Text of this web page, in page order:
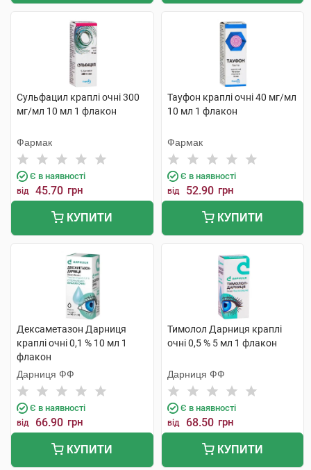
Сульфацил краплі очні 300
мг/мл 10 мл 1 флакон
Фармак
Є в наявності
від 45.70 грн
КУПИТИ
Тауфон краплі очні 40 мг/мл
10 мл 1 флакон
Фармак
Є в наявності
від 52.90 грн
КУПИТИ
Дексаметазон Дарниця
краплі очні 0,1 % 10 мл 1
флакон
Дарниця ФФ
Є в наявності
від 66.90 грн
КУПИТИ
Тимолол Дарниця краплі
очні 0,5 % 5 мл 1 флакон
Дарниця ФФ
Є в наявності
від 68.50 грн
КУПИТИ